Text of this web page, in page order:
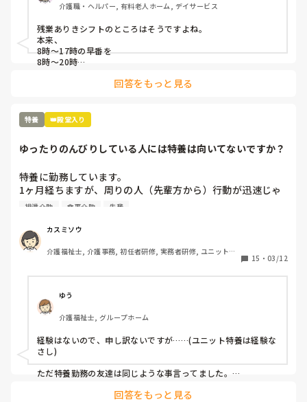
介護職・ヘルパー, 有料老人ホーム, デイサービス
残業ありきシフトのところはそうですよね。
本来、
8時〜17時の早番を
8時〜20時
20時〜9時半や10時…
どうしてこんな発想ができるんでしょうね。
そこも特養ユニット型ですが、ほぼ新規の職員の採用はなく、
残業代が入るから良いという人もいますが、12時間以上の拘束
回答をもっと見る
特養 👑殿堂入り
ゆったりのんびりしている人には特養は向いてないですか？
特養に勤務しています。
1ヶ月経ちますが、周りの人（先輩方から）行動が迅速じゃ
ない、ゆったりしている、のんびりしていると言われます。
ア、入浴の方のバイタル測定、9時までに終わらせて臥床さ
せる。入浴の方はフロアに待機、それが終わったら記録（手
書き）を10時までに終わらせて隣のユニットに行って陰部洗
リーダーからは、〇〇さんは丁寧にやるから時間がかかるの
よと言われました。
私たちが相手にしているのは物ではなく人間です。
何時までにこれやってあれやってって言われても私は機械じ
ゃないんだからできるわけないじゃないですか？
オムツ交換も時間がかかりすぎと言われます。
食事介助も急いで食べさせたら誤嚥性肺炎の危険があるし、
移乗介助も世間一般的にやってはいけないことも安全のため
排泄介助 食事介助 先輩
カスミソウ
介護福祉士, 介護事務, 初任者研修, 実務者研修, ユニット型
15 ・ 03/12
ゆう
介護福祉士, グループホーム
経験はないので、申し訳ないですが……(ユニット特養は経験な
さし)
ただ特養勤務の友達は同じような事言ってました。
早めに行って、仕事回さないと終えれないって話してました。
回答をもっと見る